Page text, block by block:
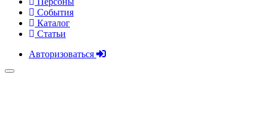
События
Каталог
Статьи
Авторизоваться